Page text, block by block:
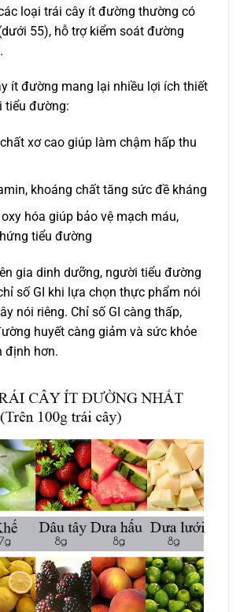
loại trái cây ít đường thường có
55), hỗ trợ kiểm soát đường
ít đường mang lại nhiều lợi ích thiết
tiểu đường:
xơ cao giúp làm chậm hấp thu
khoáng chất tăng sức đề kháng
hóa giúp bảo vệ mạch máu,
tiểu đường
gia dinh dưỡng, người tiểu đường
số GI khi lựa chọn thực phẩm nói
nói riêng. Chỉ số GI càng thấp,
huyết càng giảm và sức khỏe
định hơn.